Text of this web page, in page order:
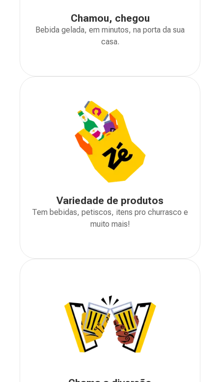
Chamou, chegou
Bebida gelada, em minutos, na porta da sua
casa.
Variedade de produtos
Tem bebidas, petiscos, itens pro churrasco e
muito mais!